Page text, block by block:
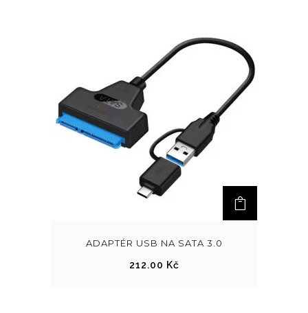
ADAPTÉR USB NA SATA 3.0
212.00 Kč